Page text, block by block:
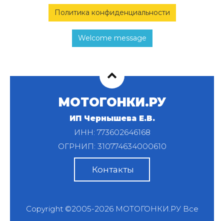
Политика конфиденциальности
Welcome message
МОТОГОНКИ.РУ
ИП Чернышева Е.В.
ИНН: 773602646168
ОГРНИП: 310774634000610
Контакты
Copyright ©2005-2026 МОТОГОНКИ.РУВсе